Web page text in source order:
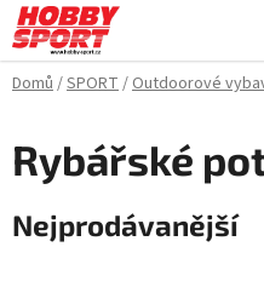
Přejít
na
obsah
Domů/SPORT/Outdoorové
Rybářské
Nejprodávanější